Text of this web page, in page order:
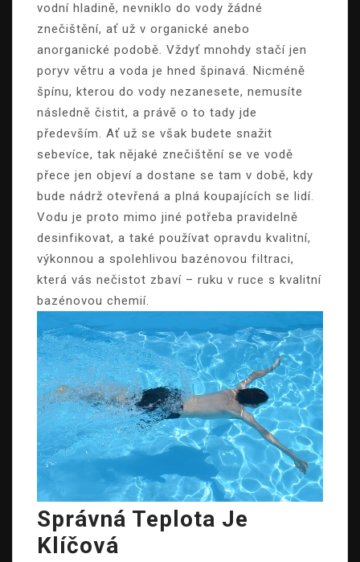
vodní hladině, nevniklo do vody žádné
znečištění, ať už v organické anebo
anorganické podobě. Vždyť mnohdy stačí jen
poryv větru a voda je hned špinavá. Nicméně
špínu, kterou do vody nezanesete, nemusíte
následně čistit, a právě o to tady jde
především. Ať už se však budete snažit
sebevíce, tak nějaké znečištění se ve vodě
přece jen objeví a dostane se tam v době, kdy
bude nádrž otevřená a plná koupajících se lidí.
Vodu je proto mimo jiné potřeba pravidelně
desinfikovat, a také používat opravdu kvalitní,
výkonnou a spolehlivou bazénovou filtraci,
která vás nečistot zbaví – ruku v ruce s kvalitní
bazénovou chemií.
Správná Teplota Je
Klíčová